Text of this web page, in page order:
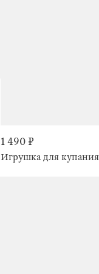
1 490 ₽
Игрушка для